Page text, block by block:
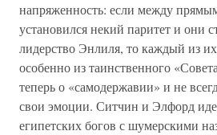
напряженность: если между
установился некий паритет и они
лидерство Энлиля, то каждый из
особенно из таинственного
теперь о «самодержавии» и не
свои эмоции. Ситчин и Элфорд
египетских богов с шумерскими